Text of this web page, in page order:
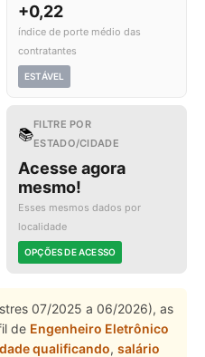
+0,22
índice de porte médio das
contratantes
ESTÁVEL
📚
FILTRE POR
ESTADO/CIDADE
Acesse agora
mesmo!
Esses mesmos dados por
localidade
OPÇÕES DE ACESSO
07/2025 a 06/2026), as
de Engenheiro Eletrônico
qualificando, salário